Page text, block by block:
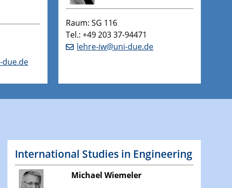
Raum: SG 116
Tel.: +49 203 37-94471
lehre-iw@uni-due.de
International Studies in Engineering
Michael Wiemeler